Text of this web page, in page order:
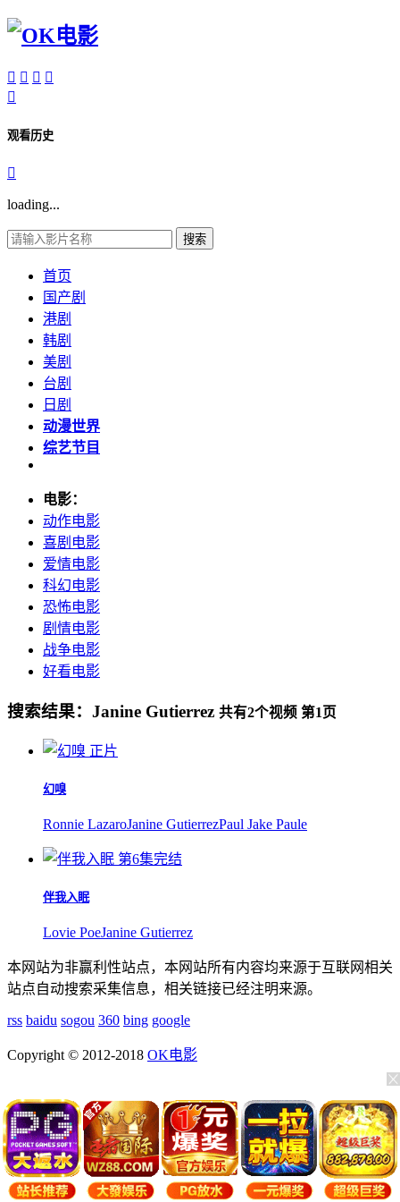
   

观看历史

loading...
搜索
首页
国产剧
港剧
韩剧
美剧
台剧
日剧
动漫世界
综艺节目
电影：
动作电影
喜剧电影
爱情电影
科幻电影
恐怖电影
剧情电影
战争电影
好看电影
搜索结果： Janine Gutierrez 共有2个视频 第1 页
正片
幻嗅
Ronnie LazaroJanine GutierrezPaul Jake Paule
第6集完结
伴我入眠
Lovie PoeJanine Gutierrez
本网站为非赢利性站点，本网站所有内容均来源于互联网相关
站点自动搜索采集信息，相关链接已经注明来源。
rss baidu sogou 360 bing google
Copyright © 2012-2018 OK电影